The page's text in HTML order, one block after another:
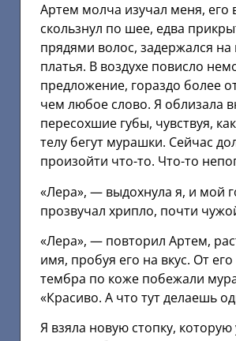
Артем молча изучал меня, его
скользнул по шее, едва
прядями волос, задержался на
платья. В воздухе повисло
предложение, гораздо более
чем любое слово. Я облизала
пересохшие губы, чувствуя,
телу бегут мурашки. Сейчас
произойти что-то. Что-то
«Лера», — выдохнула я, и мой
прозвучал хрипло, почти
«Лера», — повторил Артем,
имя, пробуя его на вкус. От его
тембра по коже побежали
«Красиво. А что тут делаешь
Я взяла новую стопку,